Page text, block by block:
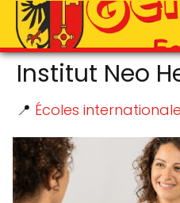
Institut Neo
📍 Écoles